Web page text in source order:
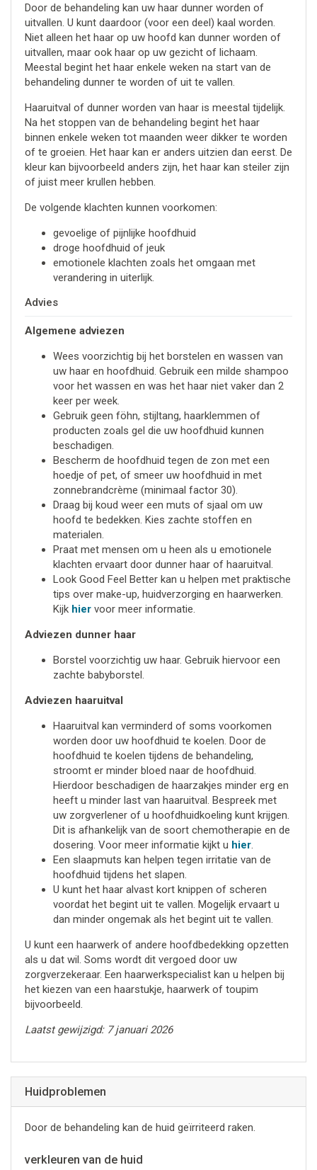
Door de behandeling kan uw haar dunner worden of
uitvallen. U kunt daardoor (voor een deel) kaal worden.
Niet alleen het haar op uw hoofd kan dunner worden of
uitvallen, maar ook haar op uw gezicht of lichaam.
Meestal begint het haar enkele weken na start van de
behandeling dunner te worden of uit te vallen.
Haaruitval of dunner worden van haar is meestal tijdelijk.
Na het stoppen van de behandeling begint het haar
binnen enkele weken tot maanden weer dikker te worden
of te groeien. Het haar kan er anders uitzien dan eerst. De
kleur kan bijvoorbeeld anders zijn, het haar kan steiler zijn
of juist meer krullen hebben.
De volgende klachten kunnen voorkomen:
gevoelige of pijnlijke hoofdhuid
droge hoofdhuid of jeuk
emotionele klachten zoals het omgaan met
verandering in uiterlijk.
Advies
Algemene adviezen
Wees voorzichtig bij het borstelen en wassen van
uw haar en hoofdhuid. Gebruik een milde shampoo
voor het wassen en was het haar niet vaker dan 2
keer per week.
Gebruik geen föhn, stijltang, haarklemmen of
producten zoals gel die uw hoofdhuid kunnen
beschadigen.
Bescherm de hoofdhuid tegen de zon met een
hoedje of pet, of smeer uw hoofdhuid in met
zonnebrandcrème (minimaal factor 30).
Draag bij koud weer een muts of sjaal om uw
hoofd te bedekken. Kies zachte stoffen en
materialen.
Praat met mensen om u heen als u emotionele
klachten ervaart door dunner haar of haaruitval.
Look Good Feel Better kan u helpen met praktische
tips over make-up, huidverzorging en haarwerken.
Kijk hiervoor meer informatie.
Adviezen dunner haar
Borstel voorzichtig uw haar. Gebruik hiervoor een
zachte babyborstel.
Adviezen haaruitval
Haaruitval kan verminderd of soms voorkomen
worden door uw hoofdhuid te koelen. Door de
hoofdhuid te koelen tijdens de behandeling,
stroomt er minder bloed naar de hoofdhuid.
Hierdoor beschadigen de haarzakjes minder erg en
heeft u minder last van haaruitval. Bespreek met
uw zorgverlener of u hoofdhuidkoeling kunt krijgen.
Dit is afhankelijk van de soort chemotherapie en de
dosering. Voor meer informatie kijkt u hier.
Een slaapmuts kan helpen tegen irritatie van de
hoofdhuid tijdens het slapen.
U kunt het haar alvast kort knippen of scheren
voordat het begint uit te vallen. Mogelijk ervaart u
dan minder ongemak als het begint uit te vallen.
U kunt een haarwerk of andere hoofdbedekking opzetten
als u dat wil. Soms wordt dit vergoed door uw
zorgverzekeraar. Een haarwerkspecialist kan u helpen bij
het kiezen van een haarstukje, haarwerk of toupim
bijvoorbeeld.
Laatst gewijzigd: 7 januari 2026
Huidproblemen
Door de behandeling kan de huid geïrriteerd raken.
verkleuren van de huid